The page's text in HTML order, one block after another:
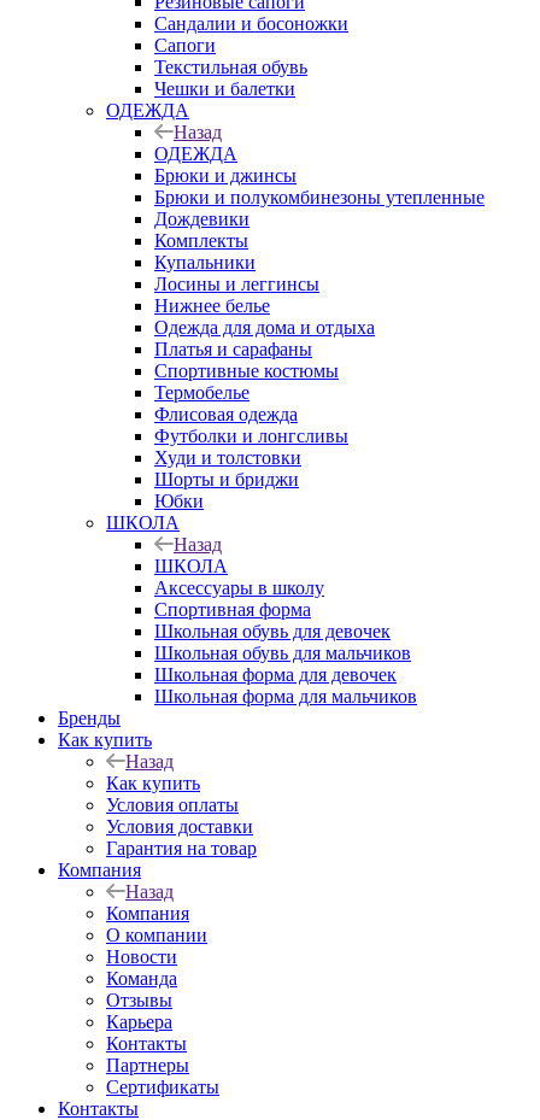
Сандалии и босоножки
Сапоги
Текстильная обувь
Чешки и балетки
ОДЕЖДА
Назад
ОДЕЖДА
Брюки и джинсы
Брюки и полукомбинезоны утепленные
Дождевики
Комплекты
Купальники
Лосины и леггинсы
Нижнее белье
Одежда для дома и отдыха
Платья и сарафаны
Спортивные костюмы
Термобелье
Флисовая одежда
Футболки и лонгсливы
Худи и толстовки
Шорты и бриджи
Юбки
ШКОЛА
Назад
ШКОЛА
Аксессуары в школу
Спортивная форма
Школьная обувь для девочек
Школьная обувь для мальчиков
Школьная форма для девочек
Школьная форма для мальчиков
Бренды
Как купить
Назад
Как купить
Условия оплаты
Условия доставки
Гарантия на товар
Компания
Назад
Компания
О компании
Новости
Команда
Отзывы
Карьера
Контакты
Партнеры
Сертификаты
Контакты